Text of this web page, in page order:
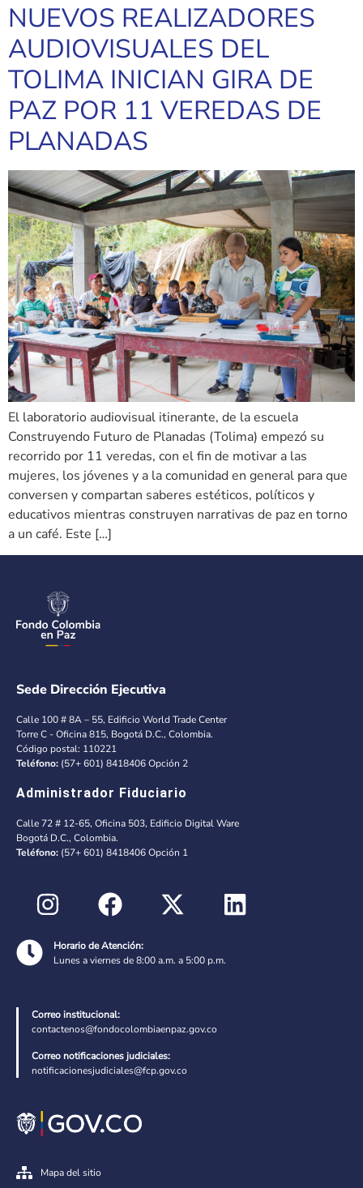
NUEVOS REALIZADORES
AUDIOVISUALES DEL
TOLIMA INICIAN GIRA DE
PAZ POR 11 VEREDAS DE
PLANADAS
El laboratorio audiovisual itinerante, de la escuela
Construyendo Futuro de Planadas (Tolima) empezó su
recorrido por 11 veredas, con el fin de motivar a las
mujeres, los jóvenes y a la comunidad en general para que
conversen y compartan saberes estéticos, políticos y
educativos mientras construyen narrativas de paz en torno
a un café. Este […]
Sede Dirección Ejecutiva
Calle 100 # 8A – 55, Edificio World Trade Center
Torre C - Oficina 815, Bogotá D.C., Colombia.
Código postal: 110221
Teléfono: (57+ 601) 8418406 Opción 2
Administrador Fiduciario
Calle 72 # 12-65, Oficina 503, Edificio Digital Ware
Bogotá D.C., Colombia.
Teléfono: (57+ 601) 8418406 Opción 1
Horario de Atención:
Lunes a viernes de 8:00 a.m. a 5:00 p.m.
Correo institucional:
contactenos@fondocolombiaenpaz.gov.co
Correo notificaciones judiciales:
notificacionesjudiciales@fcp.gov.co
Mapa del sitio